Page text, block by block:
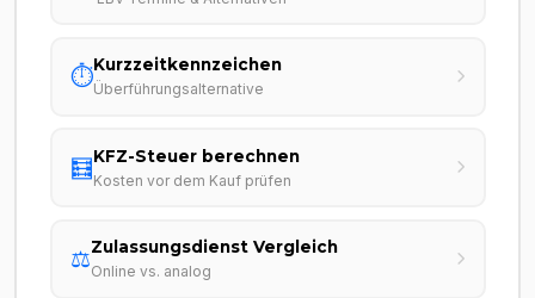
⏱️Kurzzeitkennzeichen
Überführungsalternative
🧮KFZ-Steuer berechnen
Kosten vor dem Kauf prüfen
⚖️Zulassungsdienst Vergleich
Online vs. analog